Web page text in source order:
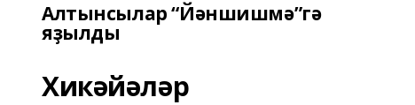
Алтынсылар “Йәншишмә”гә
яҙылды
Хикәйәләр